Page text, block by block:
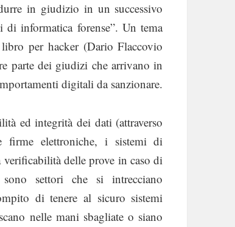
in giudizio in un successivo
informatica forense”. Un tema
per hacker (Dario Flaccovio
parte dei giudizi che arrivano in
digitali da sanzionare.
ed integrità dei dati (attraverso
elettroniche, i sistemi di
delle prove in caso di
settori che si intrecciano
di tenere al sicuro sistemi
nelle mani sbagliate o siano